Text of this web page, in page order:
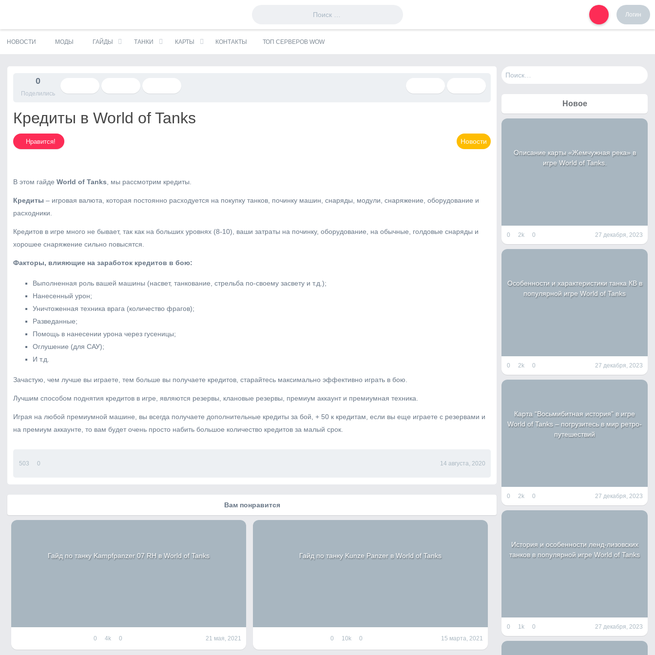
Логин
НОВОСТИ МОДЫ ГАЙДЫ ТАНКИ КАРТЫ КОНТАКТЫ ТОП СЕРВЕРОВ WOW
0
Поделились
Кредиты в World of Tanks
Нравится! Новости
В этом гайде World of Tanks , мы рассмотрим кредиты.
Кредиты – игровая валюта, которая постоянно расходуется на покупку танков, починку машин, снаряды, модули, снаряжение, оборудование и
расходники.
Кредитов в игре много не бывает, так как на больших уровнях (8-10), ваши затраты на починку, оборудование, на обычные, голдовые снаряды и
хорошее снаряжение сильно повысятся.
Факторы, влияющие на заработок кредитов в бою:
Выполненная роль вашей машины (насвет, танкование, стрельба по-своему засвету и т.д.);
Нанесенный урон;
Уничтоженная техника врага (количество фрагов);
Разведанные;
Помощь в нанесении урона через гусеницы;
Оглушение (для САУ);
И т.д.
Зачастую, чем лучше вы играете, тем больше вы получаете кредитов, старайтесь максимально эффективно играть в бою.
Лучшим способом поднятия кредитов в игре, являются резервы, клановые резервы, премиум аккаунт и премиумная техника.
Играя на любой премиумной машине, вы всегда получаете дополнительные кредиты за бой, + 50 к кредитам, если вы еще играете с резервами и
на премиум аккаунте, то вам будет очень просто набить большое количество кредитов за малый срок.
503 0 14 августа, 2020
Вам понравится
Гайд по танку Kampfpanzer 07 RH в World of Tanks
0 4k 0 21 мая, 2021
Гайд по танку Kunze Panzer в World of Tanks
0 10k 0 15 марта, 2021
Н
и
Новое
Описание карты «Жемчужная река» в
игре World of Tanks.
0 2k 0 27 декабря, 2023
Особенности и характеристики танка КВ в
популярной игре World of Tanks
0 2k 0 27 декабря, 2023
Карта “Восьмибитная история” в игре
World of Tanks – погрузитесь в мир ретро-
путешествий
0 2k 0 27 декабря, 2023
История и особенности ленд-лизовских
танков в популярной игре World of Tanks
0 1k 0 27 декабря, 2023